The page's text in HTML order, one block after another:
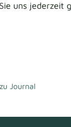
uns jederzeit
Journal